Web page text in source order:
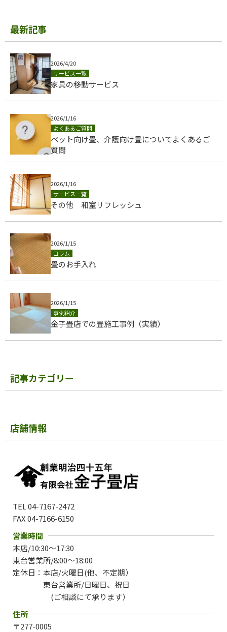
最新記事
2026/4/20
サービス一覧
家具の移動サービス
2026/1/16
よくあるご質問
ペット向け畳、介護向け畳についてよくあるご
質問
2026/1/16
サービス一覧
その他 和室リフレッシュ
2026/1/15
コラム
​​畳のお手入れ
2026/1/15
事例紹介
金子畳店での畳施工事例（実績）
記事カテゴリー
店舗情報
TEL 04-7167-2472
FAX 04-7166-6150
営業時間
本店/10:30～17:30
東台営業所/8:00～18:00
定休日： 本店/火曜日(他、不定期）
東台営業所/日曜日、祝日
(ご相談にて承ります）
住所
〒277-0005